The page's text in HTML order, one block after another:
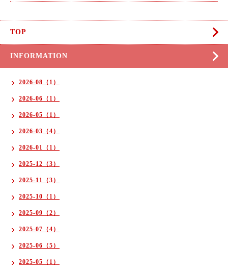
TOP
INFORMATION
2026-08（1）
2026-06（1）
2026-05（1）
2026-03（4）
2026-01（1）
2025-12（3）
2025-11（3）
2025-10（1）
2025-09（2）
2025-07（4）
2025-06（5）
2025-05（1）